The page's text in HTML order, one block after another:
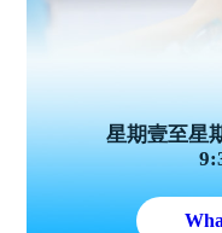
星期壹至星